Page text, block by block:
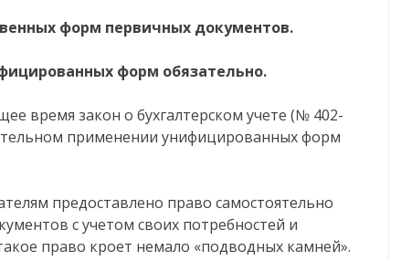
форм первичных документов.
форм обязательно.
время закон о бухгалтерском учете (№ 402-
применении унифицированных форм
предоставлено право самостоятельно
с учетом своих потребностей и
право кроет немало «подводных камней».